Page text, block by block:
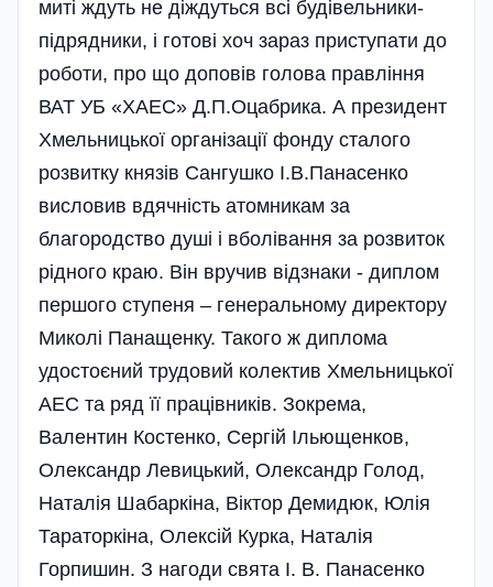
миті ждуть не діждуться всі будівельники-
підрядники, і готові хоч зараз приступати до
роботи, про що доповів голова правління
ВАТ УБ «ХАЕС» Д.П.Оцабрика. А президент
Хмельницької орга­ні­зації фонду сталого
розвитку князів Сангушко І.В.Панасенко
висловив вдячність атомникам за
благородство душі і вболівання за розвиток
рідного краю. Він вручив відзнаки - диплом
першого ступеня – генеральному директору
Миколі Панащенку. Такого ж диплома
удостоєний трудовий колектив Хмельницької
АЕС та ряд її працівників. Зокрема,
Валентин Костенко, Сергій Ільющенков,
Олександр Левицький, Олександр Голод,
Наталія Шабаркіна, Віктор Демидюк, Юлія
Тараторкіна, Олексій Курка, Наталія
Горпишин. З нагоди свята І. В. Панасенко